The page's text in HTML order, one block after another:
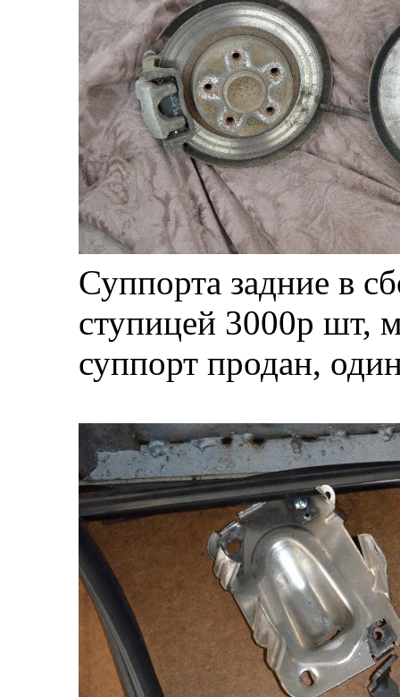
Суппорта задние в
ступицей 3000р шт,
суппорт продан,